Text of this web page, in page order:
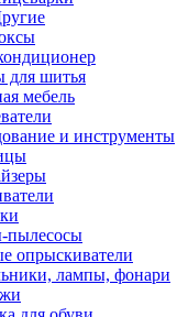
для шитья
мебель
и инструменты
пылесосы
опрыскиватели
лампы, фонари